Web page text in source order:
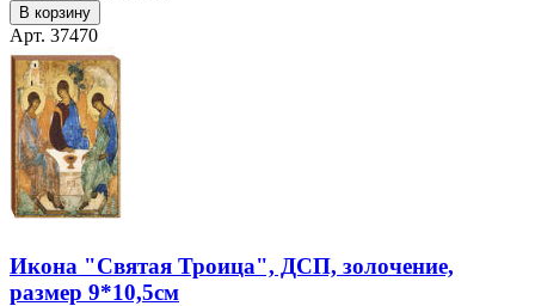
В корзину
Арт. 37470
Икона "Святая Троица", ДСП, золочение,
размер 9*10,5см